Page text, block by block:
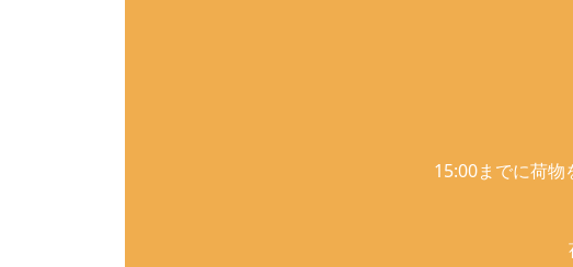
15:00までに荷物